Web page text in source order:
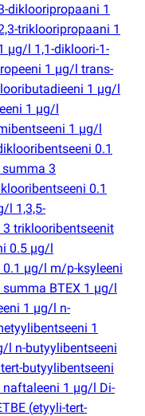
diklooripropaani 1
triklooripropaani 1
µg/l 1,1-dikloori-1-
1 µg/l trans-
1 µg/l
1 µg/l
1 µg/l
0.1
3
0.1
l 1,3,5-
triklooribentseenit
0.5 µg/l
µg/l m/p-ksyleeni
BTEX 1 µg/l
1 µg/l n-
1
l n-butyylibentseeni
butyylibentseeni
1 µg/l Di-
(etyyli-tert-